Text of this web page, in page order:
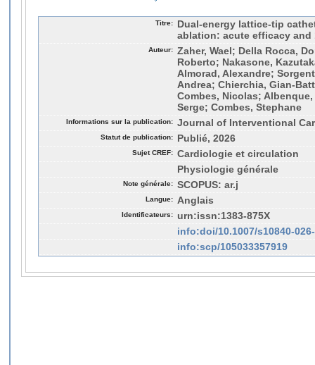
Titre:
Dual-energy lattice-tip
ablation: acute efficacy and
Auteur: Zaher, Wael; Della Rocca,
Roberto; Nakasone,
Almorad, Alexandre;
Andrea; Chierchia, Gian-
Combes, Nicolas;
Serge; Combes, Stephane
Informations sur la publication: Journal of Interventional
Statut de publication: Publié, 2026
Sujet CREF: Cardiologie et circulation
Physiologie générale
Note générale: SCOPUS: ar.j
Langue: Anglais
Identificateurs:
urn:issn:1383-875X
info:doi/10.1007/s10840-
info:scp/105033357919